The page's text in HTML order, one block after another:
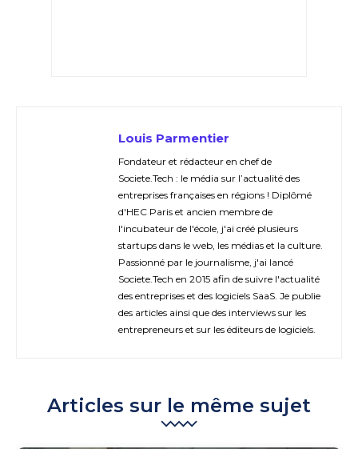
Louis Parmentier
Fondateur et rédacteur en chef de
Societe.Tech : le média sur l’actualité des
entreprises françaises en régions ! Diplômé
d'HEC Paris et ancien membre de
l'incubateur de l'école, j'ai créé plusieurs
startups dans le web, les médias et la culture.
Passionné par le journalisme, j'ai lancé
Societe.Tech en 2015 afin de suivre l'actualité
des entreprises et des logiciels SaaS. Je publie
des articles ainsi que des interviews sur les
entrepreneurs et sur les éditeurs de logiciels.
Articles sur le même sujet